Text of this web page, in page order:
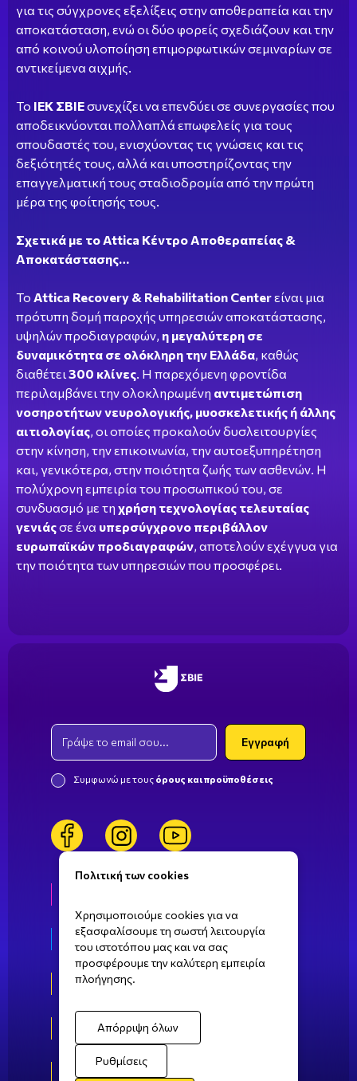
για τις σύγχρονες εξελίξεις στην αποθεραπεία και την
αποκατάσταση, ενώ οι δύο φορείς σχεδιάζουν και την
από κοινού υλοποίηση επιμορφωτικών σεμιναρίων σε
αντικείμενα αιχμής.
Το ΙΕΚ ΣΒΙΕσυνεχίζει να επενδύει σε συνεργασίες που
αποδεικνύονται πολλαπλά επωφελείς για τους
σπουδαστές του, ενισχύοντας τις γνώσεις και τις
δεξιότητές τους, αλλά και υποστηρίζοντας την
επαγγελματική τους σταδιοδρομία από την πρώτη
μέρα της φοίτησής τους.
Σχετικά με το Attica Κέντρο Αποθεραπείας &
Αποκατάστασης…
Το Attica Recovery & Rehabilitation Centerείναι μια
πρότυπη δομή παροχής υπηρεσιών αποκατάστασης,
υψηλών προδιαγραφών, η μεγαλύτερη σε
δυναμικότητα σε ολόκληρη την Ελλάδα, καθώς
διαθέτει300 κλίνες. Η παρεχόμενη φροντίδα
περιλαμβάνει την ολοκληρωμένη αντιμετώπιση
νοσηροτήτων νευρολογικής, μυοσκελετικής ή άλλης
αιτιολογίας, οι οποίες προκαλούν δυσλειτουργίες
στην κίνηση, την επικοινωνία, την αυτοεξυπηρέτηση
και, γενικότερα, στην ποιότητα ζωής των ασθενών. Η
πολύχρονη εμπειρία του προσωπικού του, σε
συνδυασμό με τη χρήση τεχνολογίας τελευταίας
γενιάςσε ένα υπερσύγχρονο περιβάλλον
ευρωπαϊκών προδιαγραφών, αποτελούν εχέγγυα για
την ποιότητα των υπηρεσιών που προσφέρει.
Email
Εγγραφή
Συμφωνώ με τους όρους και προϋποθέσεις
facebookinstagramyoutube
Τομείς σπουδών
Αθήνα
Πάτρα
Καλαμάτα
Πολιτική των cookies
Χρησιμοποιούμε cookies για να
εξασφαλίσουμε τη σωστή λειτουργία
του ιστοτόπου μας και να σας
προσφέρουμε την καλύτερη εμπειρία
πλοήγησης.
Απόρριψη όλων
Ρυθμίσεις